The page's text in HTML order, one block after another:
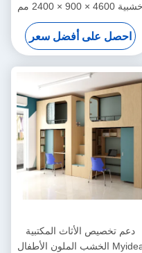
خشبية 4600 × 900 × 2400 مم
دعم التخصيص
احصل على أفضل سعر
دعم تخصيص الأثاث المكتبية
Myidea الخشب الملون الأطفال